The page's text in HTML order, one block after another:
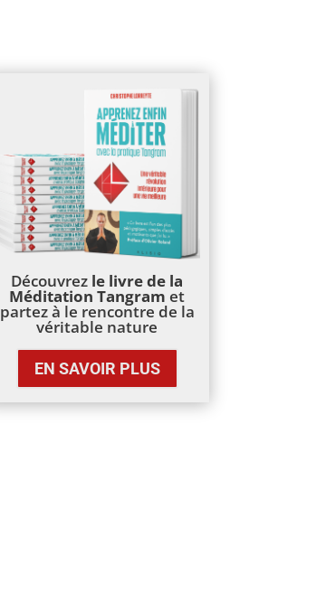
Découvrez le livre de la
Méditation Tangram et
partez à le rencontre de la
véritable nature
EN SAVOIR PLUS